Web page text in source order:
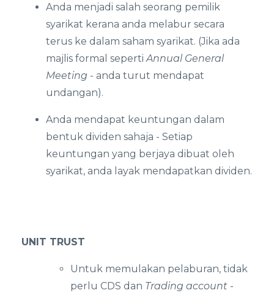
Anda menjadi salah seorang pemilik
syarikat kerana anda melabur secara
terus ke dalam saham syarikat. (Jika ada
majlis formal seperti Annual General
Meeting - anda turut mendapat
undangan).
Anda mendapat keuntungan dalam
bentuk dividen sahaja - Setiap
keuntungan yang berjaya dibuat oleh
syarikat, anda layak mendapatkan dividen.
UNIT TRUST
Untuk memulakan pelaburan, tidak
perlu CDS dan Trading account -